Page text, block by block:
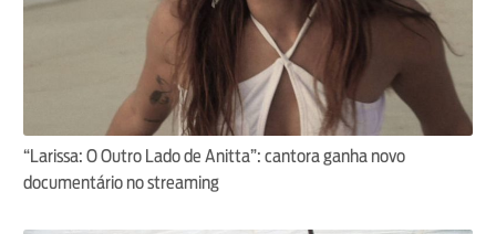
“Larissa: O Outro Lado de Anitta”: cantora ganha novo
documentário no streaming